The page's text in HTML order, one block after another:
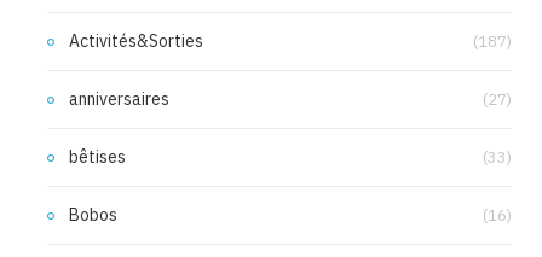
Activités&Sorties (187)
anniversaires (27)
bêtises (33)
Bobos (16)